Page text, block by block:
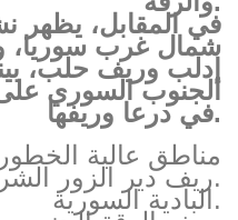
في المقابل، يظهر
شمال غرب سوريا،
إدلب وريف حلب،
الجنوب السوري
في درعا وريفها.
مناطق عالية
ريف دير الزور الشرقي.
البادية السورية.